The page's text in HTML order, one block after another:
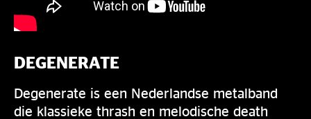
DEGENERATE
Degenerate is een Nederlandse metalband
die klassieke thrash en melodische death